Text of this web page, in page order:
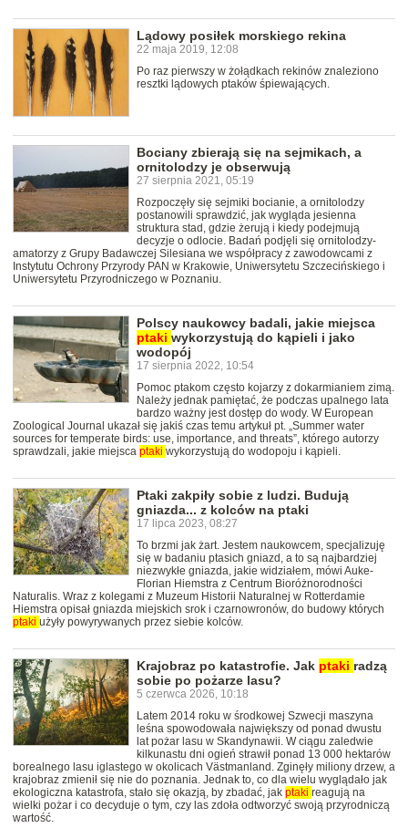
Lądowy posiłek morskiego rekina
22 maja 2019, 12:08
Po raz pierwszy w żołądkach rekinów znaleziono
resztki lądowych ptaków śpiewających.
Bociany zbierają się na sejmikach, a
ornitolodzy je obserwują
27 sierpnia 2021, 05:19
Rozpoczęły się sejmiki bocianie, a ornitolodzy
postanowili sprawdzić, jak wygląda jesienna
struktura stad, gdzie żerują i kiedy podejmują
decyzje o odlocie. Badań podjęli się ornitolodzy-
amatorzy z Grupy Badawczej Silesiana we współpracy z zawodowcami z
Instytutu Ochrony Przyrody PAN w Krakowie, Uniwersytetu Szczecińskiego i
Uniwersytetu Przyrodniczego w Poznaniu.
Polscy naukowcy badali, jakie miejsca
ptaki wykorzystują do kąpieli i jako
wodopój
17 sierpnia 2022, 10:54
Pomoc ptakom często kojarzy z dokarmianiem zimą.
Należy jednak pamiętać, że podczas upalnego lata
bardzo ważny jest dostęp do wody. W European
Zoological Journal ukazał się jakiś czas temu artykuł pt. „Summer water
sources for temperate birds: use, importance, and threats”, którego autorzy
sprawdzali, jakie miejsca ptaki wykorzystują do wodopoju i kąpieli.
Ptaki zakpiły sobie z ludzi. Budują
gniazda... z kolców na ptaki
17 lipca 2023, 08:27
To brzmi jak żart. Jestem naukowcem, specjalizuję
się w badaniu ptasich gniazd, a to są najbardziej
niezwykłe gniazda, jakie widziałem, mówi Auke-
Florian Hiemstra z Centrum Bioróżnorodności
Naturalis. Wraz z kolegami z Muzeum Historii Naturalnej w Rotterdamie
Hiemstra opisał gniazda miejskich srok i czarnowronów, do budowy których
ptaki użyły powyrywanych przez siebie kolców.
Krajobraz po katastrofie. Jak ptaki radzą
sobie po pożarze lasu?
5 czerwca 2026, 10:18
Latem 2014 roku w środkowej Szwecji maszyna
leśna spowodowała największy od ponad dwustu
lat pożar lasu w Skandynawii. W ciągu zaledwie
kilkunastu dni ogień strawił ponad 13 000 hektarów
borealnego lasu iglastego w okolicach Västmanland. Zginęły miliony drzew, a
krajobraz zmienił się nie do poznania. Jednak to, co dla wielu wyglądało jak
ekologiczna katastrofa, stało się okazją, by zbadać, jak ptaki reagują na
wielki pożar i co decyduje o tym, czy las zdoła odtworzyć swoją przyrodniczą
wartość.